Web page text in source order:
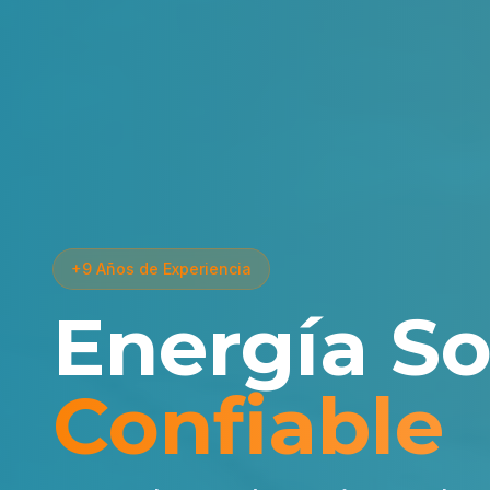
+9 Años de Experiencia
Energía
Confiable